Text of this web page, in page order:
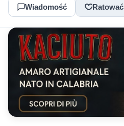
Wiadomość Ratować